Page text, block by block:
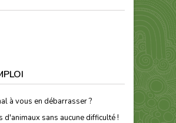
à vous en débarrasser ?
sans aucune difficulté !